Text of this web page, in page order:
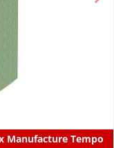
Manufacture Tempo